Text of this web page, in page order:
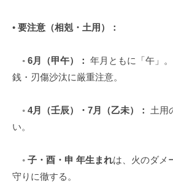
• 要注意（相剋・土用）：
◦ 6月（甲午）： 年月ともに「午」
銭・刃傷沙汰に厳重注意。
◦ 4月（壬辰）・7月（乙未）：
土用
い。
◦ 子・酉・申 年生まれは、火のダメ
守りに徹する。